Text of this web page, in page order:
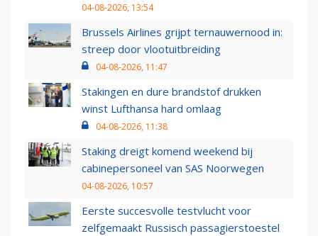
04-08-2026, 13:54
Brussels Airlines grijpt ternauwernood in:
streep door vlootuitbreiding
04-08-2026, 11:47
Stakingen en dure brandstof drukken
winst Lufthansa hard omlaag
04-08-2026, 11:38
Staking dreigt komend weekend bij
cabinepersoneel van SAS Noorwegen
04-08-2026, 10:57
Eerste succesvolle testvlucht voor
zelfgemaakt Russisch passagierstoestel